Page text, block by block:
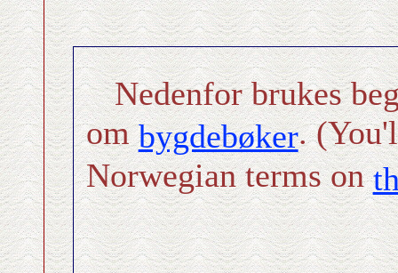
Nedenfor brukes
ombygdebøker.
Norwegian terms on